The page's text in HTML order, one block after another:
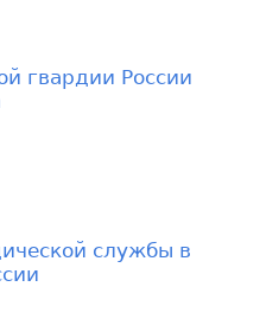
гвардии России
службы в